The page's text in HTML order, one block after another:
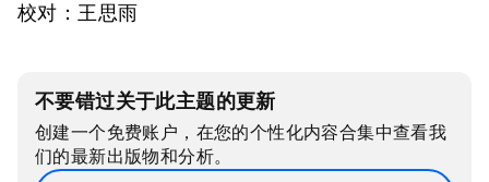
校对：王思雨
不要错过关于此主题的更新
创建一个免费账户，在您的个性化内容合集中查看我
们的最新出版物和分析。